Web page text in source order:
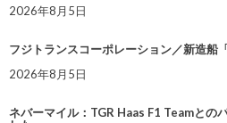
2026年8月5日
フジトランスコーポレーション／新造船
2026年8月5日
ネバーマイル：TGR Haas F1 Teamとの